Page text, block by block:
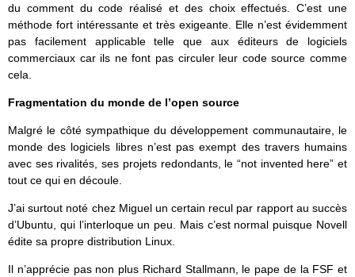
du comment du code réalisé et des choix effectués. C’est une
méthode fort intéressante et très exigeante. Elle n’est évidemment
pas facilement applicable telle que aux éditeurs de logiciels
commerciaux car ils ne font pas circuler leur code source comme
cela.
Fragmentation du monde de l’open source
Malgré le côté sympathique du développement communautaire, le
monde des logiciels libres n’est pas exempt des travers humains
avec ses rivalités, ses projets redondants, le “not invented here” et
tout ce qui en découle.
J’ai surtout noté chez Miguel un certain recul par rapport au succès
d’Ubuntu, qui l’interloque un peu. Mais c’est normal puisque Novell
édite sa propre distribution Linux.
Il n’apprécie pas non plus Richard Stallmann, le pape de la FSF et